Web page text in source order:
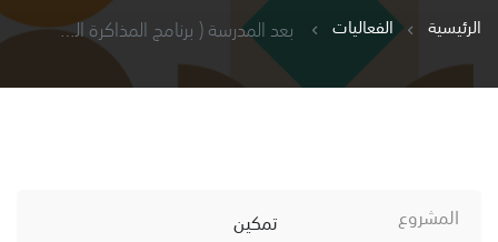
الرئيسية
الفعاليات بعد المدرسة ( برنامج المذاكرة الفعالة)
المشروع
تمكين